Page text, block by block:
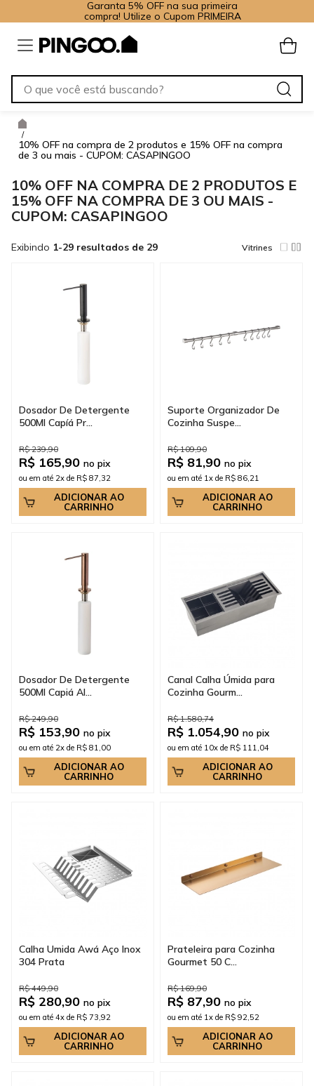
Garanta 5% OFF na sua primeira
compra! Utilize o Cupom PRIMEIRA
/
10% OFF na compra de 2 produtos e 15% OFF na compra
de 3 ou mais - CUPOM: CASAPINGOO
10% OFF NA COMPRA DE 2 PRODUTOS E
15% OFF NA COMPRA DE 3 OU MAIS -
CUPOM: CASAPINGOO
Exibindo 1-29 resultados de 29 Vitrines
Dosador De Detergente
500Ml Capíá Pr...
R$ 239,90
R$ 165,90 no pix
ou em até 2x de R$ 87,32
ADICIONAR AO
CARRINHO
Suporte Organizador De
Cozinha Suspe...
R$ 109,90
R$ 81,90 no pix
ou em até 1x de R$ 86,21
ADICIONAR AO
CARRINHO
Dosador De Detergente
500Ml Capiá Al...
R$ 249,90
R$ 153,90 no pix
ou em até 2x de R$ 81,00
ADICIONAR AO
CARRINHO
Canal Calha Úmida para
Cozinha Gourm...
R$ 1.580,74
R$ 1.054,90 no pix
ou em até 10x de R$ 111,04
ADICIONAR AO
CARRINHO
Calha Umida Awá Aço Inox
304 Prata
R$ 449,90
R$ 280,90 no pix
ou em até 4x de R$ 73,92
ADICIONAR AO
CARRINHO
Prateleira para Cozinha
Gourmet 50 C...
R$ 169,90
R$ 87,90 no pix
ou em até 1x de R$ 92,52
ADICIONAR AO
CARRINHO